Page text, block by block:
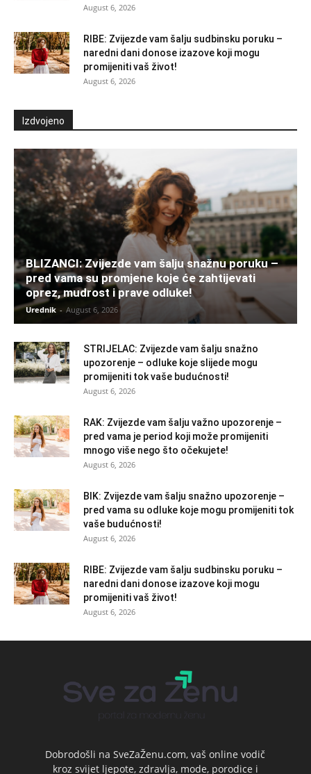
August 6, 2026
RIBE: Zvijezde vam šalju sudbinsku poruku –
naredni dani donose izazove koji mogu
promijeniti vaš život!
August 6, 2026
Izdvojeno
BLIZANCI: Zvijezde vam šalju snažnu poruku –
pred vama su promjene koje će zahtijevati
oprez, mudrost i prave odluke!
Urednik - August 6, 2026
STRIJELAC: Zvijezde vam šalju snažno
upozorenje – odluke koje slijede mogu
promijeniti tok vaše budućnosti!
August 6, 2026
RAK: Zvijezde vam šalju važno upozorenje –
pred vama je period koji može promijeniti
mnogo više nego što očekujete!
August 6, 2026
BIK: Zvijezde vam šalju snažno upozorenje –
pred vama su odluke koje mogu promijeniti tok
vaše budućnosti!
August 6, 2026
RIBE: Zvijezde vam šalju sudbinsku poruku –
naredni dani donose izazove koji mogu
promijeniti vaš život!
August 6, 2026
Dobrodošli na SveZaŽenu.com, vaš online vodič
kroz svijet ljepote, zdravlja, mode, porodice i